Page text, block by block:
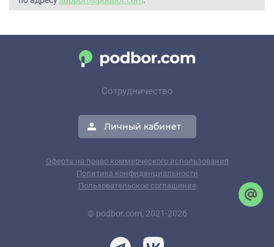
Сотрудничество
Личный кабинет
Оферта на право коммерческого использования
Политика конфиденциальности
Пользовательское соглашение
© podbor.com, 2021-2026